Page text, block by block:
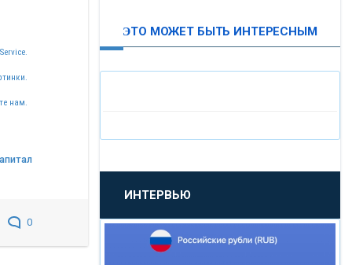
нам.
0
«ПРОМСВЯЗЬБАНК»
«НОВИКОМБАНК»
ЭТО МОЖЕТ БЫТЬ ИНТЕРЕСНЫМ
ИНТЕРВЬЮ